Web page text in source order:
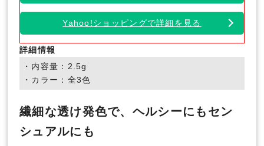
Yahoo!ショッピングで詳細を見る
詳細情報
・内容量：2.5g
・カラー：全3色
繊細な透け発色で、ヘルシーにもセン
シュアルにも